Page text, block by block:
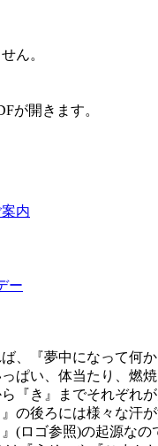
ん。
が開きます。
内
ー
、『夢中になって何か
ぱい、体当たり、燃
『き』までそれぞれ
の後ろには様々な汗が
(ロゴ参照)の起源なの